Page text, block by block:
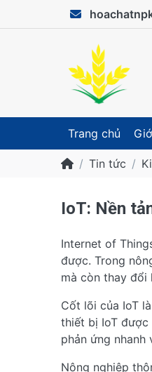
Trang chủ
Tin tức
IoT: Nền
Internet of
được. Trong
mà còn thay đổi
Cốt lõi của IoT
thiết bị IoT
phản ứng
Nông nghiệp